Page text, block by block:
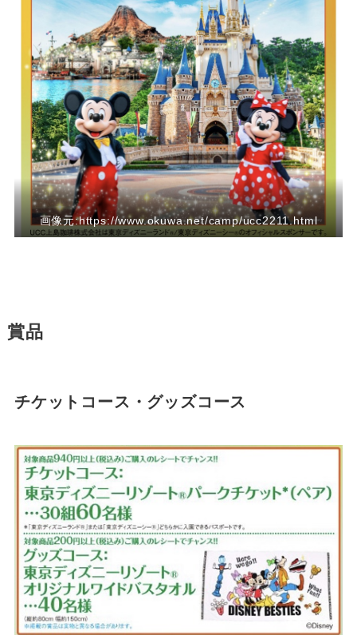
画像元:https://www.okuwa.net/camp/ucc2211.html
賞品
チケットコース・グッズコース